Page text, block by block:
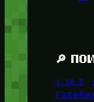
🔎
1.16.5